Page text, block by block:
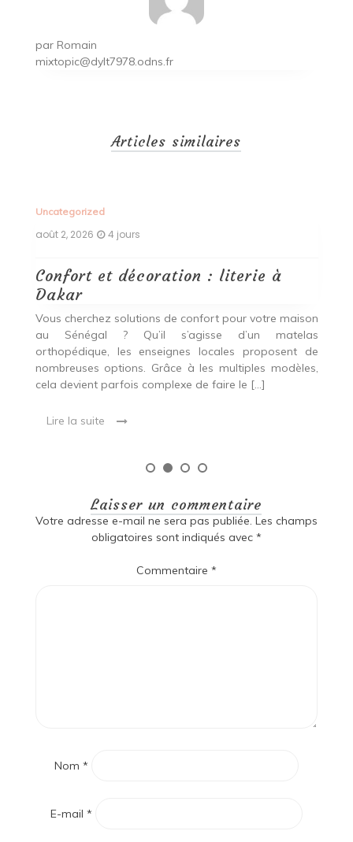
par Romain
mixtopic@dylt7978.odns.fr
Articles similaires
Uncategorized
août 2, 2026 4 jours
Confort et décoration : literie à
Dakar
Vous cherchez solutions de confort pour votre maison
au Sénégal ? Qu’il s’agisse d’un matelas
orthopédique, les enseignes locales proposent de
nombreuses options. Grâce à les multiples modèles,
cela devient parfois complexe de faire le […]
Lire la suite
Laisser un commentaire
Votre adresse e-mail ne sera pas publiée. Les champs
obligatoires sont indiqués avec *
Commentaire *
Nom *
E-mail *